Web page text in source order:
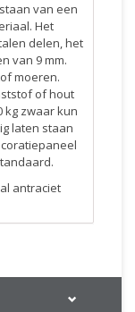
van een
Het
delen, het
van 9 mm.
moeren.
of hout
kg zwaar kun
laten staan
antraciet